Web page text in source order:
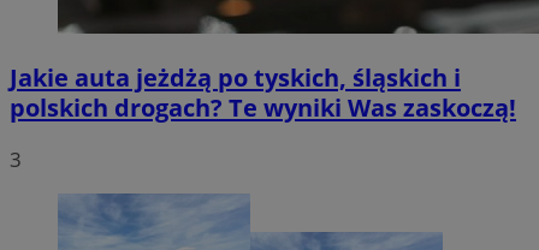
Jakie auta jeżdżą po tyskich, śląskich i
polskich drogach? Te wyniki Was zaskoczą!
3